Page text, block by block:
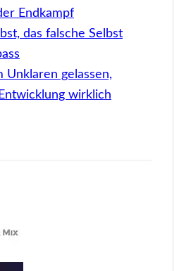
Endkampf
das falsche Selbst
gelassen,
wirklich